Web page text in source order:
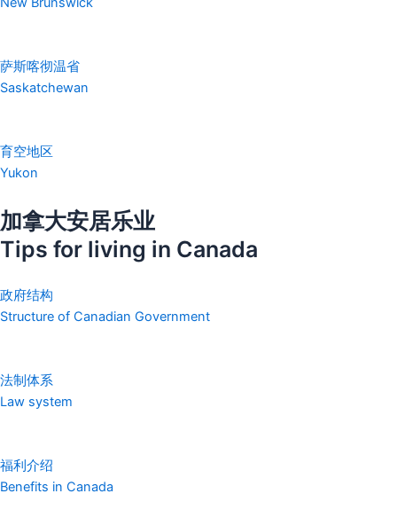
萨斯喀彻温省
Saskatchewan
育空地区
Yukon
加拿大安居乐业
Tips for living in Canada
政府结构
Structure of Canadian Government
法制体系
Law system
福利介绍
Benefits in Canada